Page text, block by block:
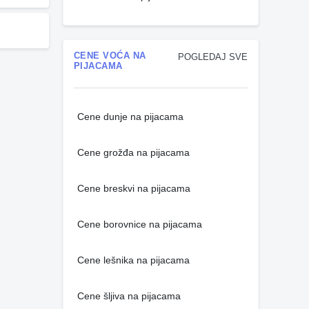
POGLEDAJ SVE
CENE VOĆA NA
PIJACAMA
Cene dunje na pijacama
Cene grožđa na pijacama
Cene breskvi na pijacama
Cene borovnice na pijacama
Cene lešnika na pijacama
Cene šljiva na pijacama